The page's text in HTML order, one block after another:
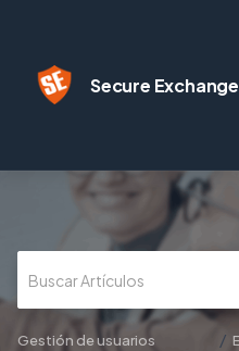
Secure
Gestión de usuarios